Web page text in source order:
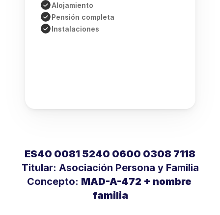
Alojamiento
Pensión completa
Instalaciones
ES40 0081 5240 0600 0308 7118
Titular: Asociación Persona y Familia
Concepto: MAD-A-472 + nombre
familia